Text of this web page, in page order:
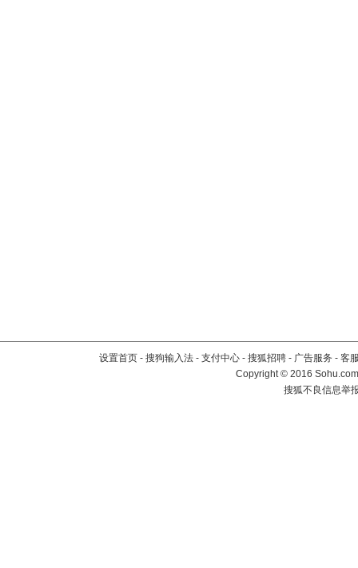
设置首页 - 搜狗输入法 - 支付中心 - 搜狐招聘 - 广告服务 - 客
Copyright©2016
搜狐不良信息举